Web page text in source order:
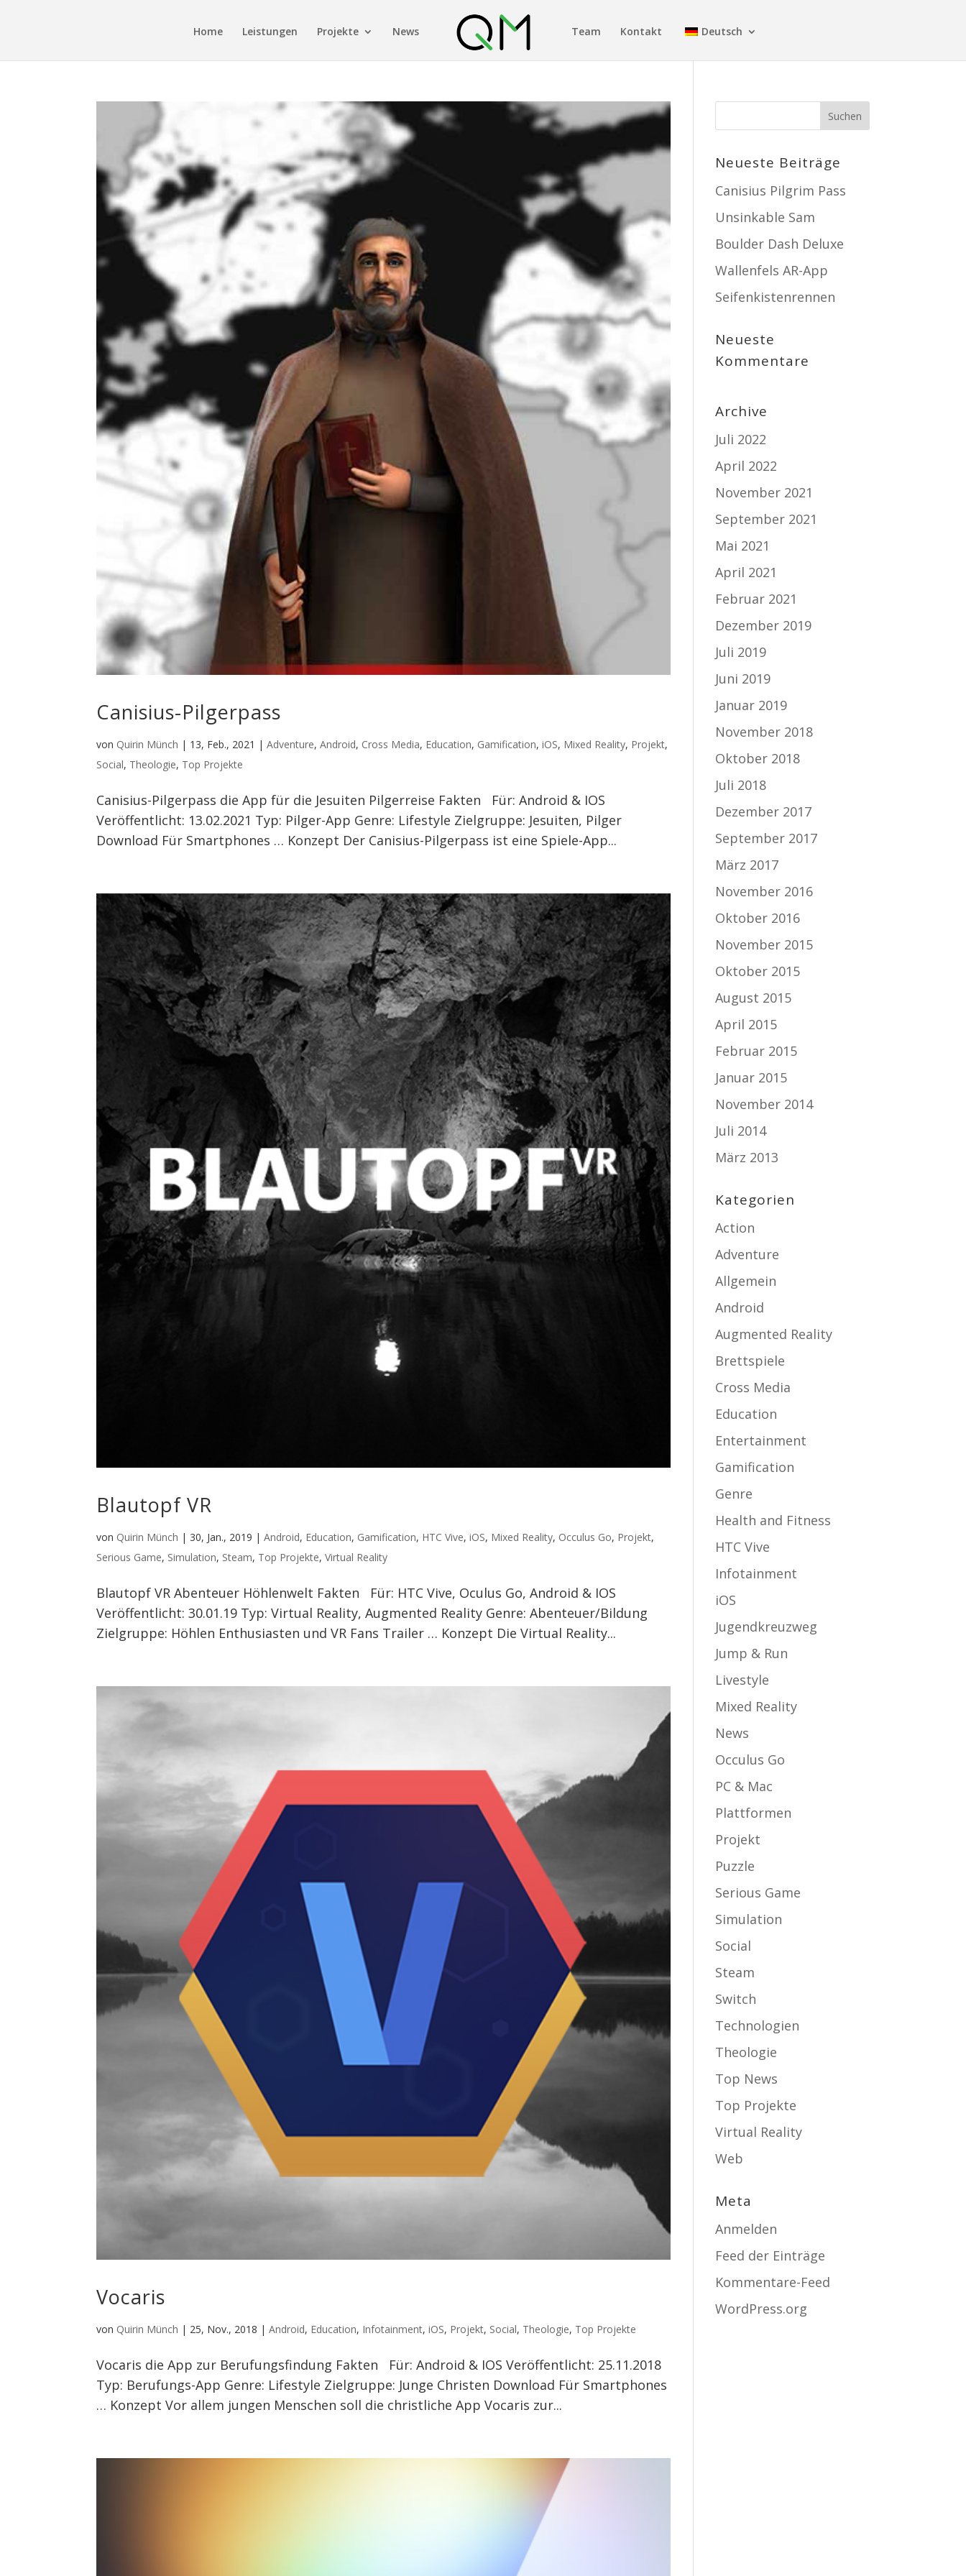
Home Leistungen Projekte News Team Kontakt Deutsch
Canisius-Pilgerpass
von Quirin Münch | 13, Feb., 2021 |Adventure,Android, Cross Media, Education, Gamification,iOS, Mixed Reality, Projekt,
Social, Theologie, Top Projekte
Canisius-Pilgerpass die App für die Jesuiten Pilgerreise Fakten Für: Android & IOS
Veröffentlicht: 13.02.2021 Typ: Pilger-App Genre: Lifestyle Zielgruppe: Jesuiten, Pilger
Download Für Smartphones … Konzept Der Canisius-Pilgerpass ist eine Spiele-App...
Blautopf VR
von Quirin Münch | 30, Jan., 2019 |Android, Education, Gamification, HTC Vive,iOS, Mixed Reality, Occulus Go, Projekt,
Serious Game, Simulation, Steam, Top Projekte,Virtual Reality
Blautopf VR Abenteuer Höhlenwelt Fakten Für: HTC Vive, Oculus Go, Android & IOS
Veröffentlicht: 30.01.19 Typ: Virtual Reality, Augmented Reality Genre: Abenteuer/Bildung
Zielgruppe: Höhlen Enthusiasten und VR Fans Trailer … Konzept Die Virtual Reality...
Vocaris
von Quirin Münch | 25, Nov., 2018 |Android, Education, Infotainment,iOS, Projekt, Social, Theologie, Top Projekte
Vocaris die App zur Berufungsfindung Fakten Für: Android & IOS Veröffentlicht: 25.11.2018
Typ: Berufungs-App Genre: Lifestyle Zielgruppe: Junge Christen Download Für Smartphones
… Konzept Vor allem jungen Menschen soll die christliche App Vocaris zur...
Neueste Beiträge
Canisius Pilgrim Pass
Unsinkable Sam
Boulder Dash Deluxe
Wallenfels AR-App
Seifenkistenrennen
Neueste
Kommentare
Archive
Juli 2022
April 2022
November 2021
September 2021
Mai 2021
April 2021
Februar 2021
Dezember 2019
Juli 2019
Juni 2019
Januar 2019
November 2018
Oktober 2018
Juli 2018
Dezember 2017
September 2017
März 2017
November 2016
Oktober 2016
November 2015
Oktober 2015
August 2015
April 2015
Februar 2015
Januar 2015
November 2014
Juli 2014
März 2013
Kategorien
Action
Adventure
Allgemein
Android
Augmented Reality
Brettspiele
Cross Media
Education
Entertainment
Gamification
Genre
Health and Fitness
HTC Vive
Infotainment
iOS
Jugendkreuzweg
Jump & Run
Livestyle
Mixed Reality
News
Occulus Go
PC & Mac
Plattformen
Projekt
Puzzle
Serious Game
Simulation
Social
Steam
Switch
Technologien
Theologie
Top News
Top Projekte
Virtual Reality
Web
Meta
Anmelden
Feed der Einträge
Kommentare-Feed
WordPress.org